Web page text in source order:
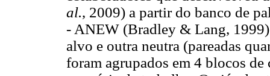
al., 2009) a partir do banco de
- ANEW (Bradley & Lang,
alvo e outra neutra (pareadas
foram agrupados em 4 blocos